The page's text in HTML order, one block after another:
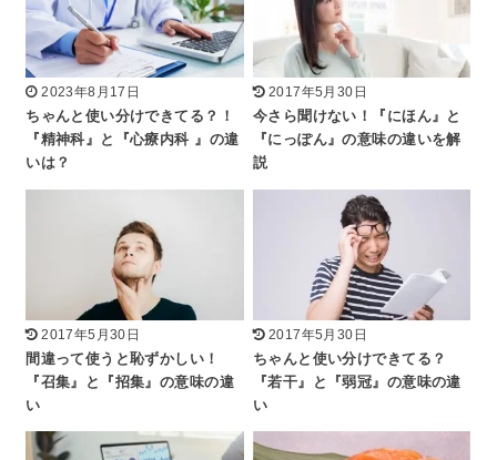
2023年8月17日
ちゃんと使い分けできてる？！
『精神科』と『心療内科 』の違
いは？
2017年5月30日
今さら聞けない！『にほん』と
『にっぽん』の意味の違いを解
説
2017年5月30日
間違って使うと恥ずかしい！
『召集』と『招集』の意味の違
い
2017年5月30日
ちゃんと使い分けできてる？
『若干』と『弱冠』の意味の違
い